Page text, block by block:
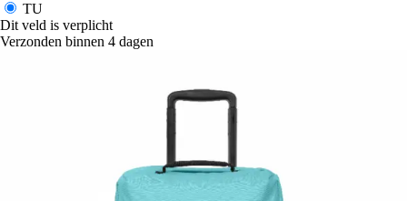
TU
Dit veld is verplicht
Verzonden binnen 4 dagen